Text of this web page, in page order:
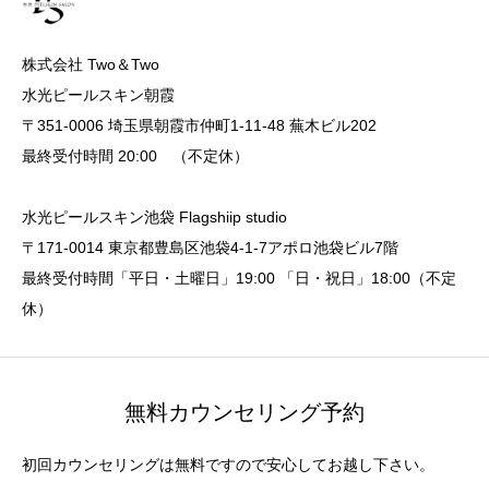
株式会社 Two＆Two
水光ピールスキン朝霞
〒351-0006 埼玉県朝霞市仲町1-11-48 蕪木ビル202
最終受付時間 20:00 （不定休）
水光ピールスキン池袋 Flagshiip studio
〒171-0014 東京都豊島区池袋4-1-7アポロ池袋ビル7階
最終受付時間「平日・土曜日」19:00 「日・祝日」18:00（不定
休）
無料カウンセリング予約
初回カウンセリングは無料ですので安心してお越し下さい。